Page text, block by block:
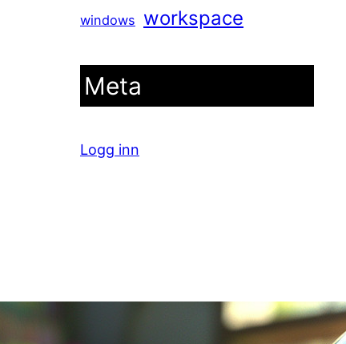
windows workspace
Meta
Logg inn